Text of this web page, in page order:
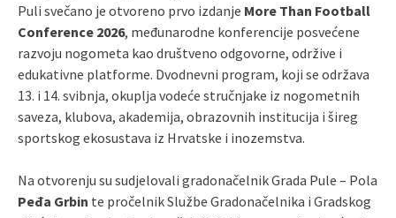
Puli svečano je otvoreno prvo izdanje More Than Football
Conference 2026, međunarodne konferencije posvećene
razvoju nogometa kao društveno odgovorne, održive i
edukativne platforme. Dvodnevni program, koji se održava
13. i 14. svibnja, okuplja vodeće stručnjake iz nogometnih
saveza, klubova, akademija, obrazovnih institucija i šireg
sportskog ekosustava iz Hrvatske i inozemstva.
Na otvorenju su sudjelovali gradonačelnik Grada Pule – Pola
Peđa Grbin te pročelnik Službe Gradonačelnika i Gradskog